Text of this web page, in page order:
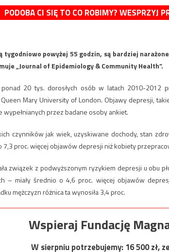
PODOBA CI SIĘ TO CO ROBIMY? WESPRZYJ
powyżej 55 godzin, są bardziej
„Journal of Epidemiology & Community Health”.
20 tys. dorosłych osób w latach 2010-2012
Mary University of London. Objawy depresji,
przez badane osoby ankiet.
czynników jak wiek, uzyskiwane dochody, stan
o 7,3 proc. więcej objawów depresji niż kobiety
związek z podwyższonym ryzykiem depresji u obu
– miały średnio o 4,6 proc. więcej objawów
mężczyzn różnica ta wynosiła 3,4 proc.
Wspieraj Fundację
W sierpniu potrzebujemy:16 500zł,